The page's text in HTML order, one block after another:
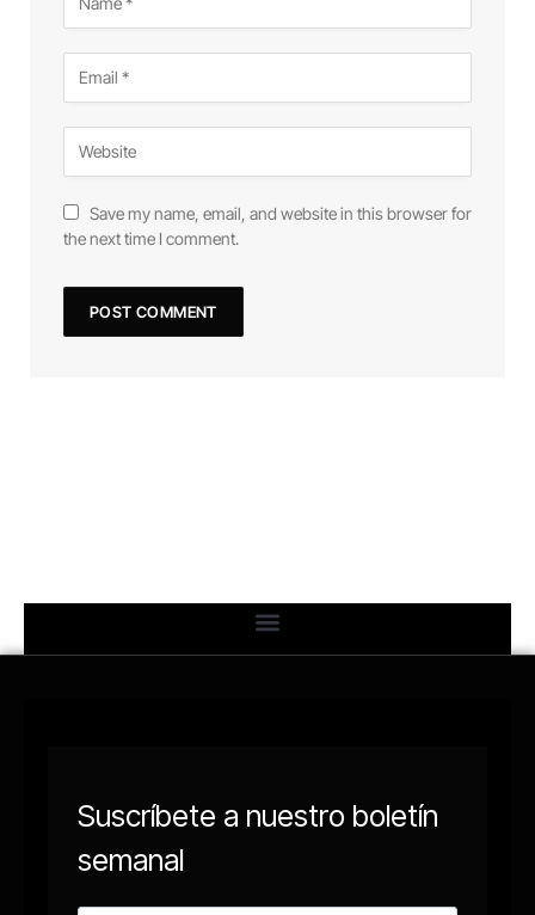
Save my name, email, and website in this browser for
the next time I comment.